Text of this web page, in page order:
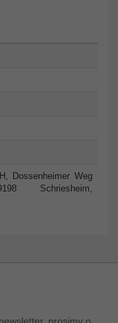
Dossenheimer Weg
Schriesheim,
prosimy o